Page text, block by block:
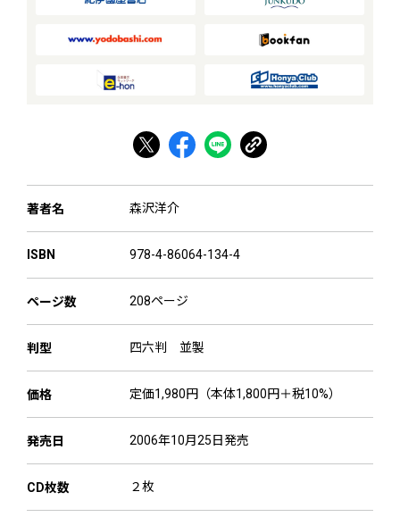
著者名 森沢洋介
ISBN 978-4-86064-134-4
ページ数 208ページ
判型 四六判 並製
価格 定価1,980円（本体1,800円＋税10%）
発売日 2006年10月25日発売
CD枚数 ２枚